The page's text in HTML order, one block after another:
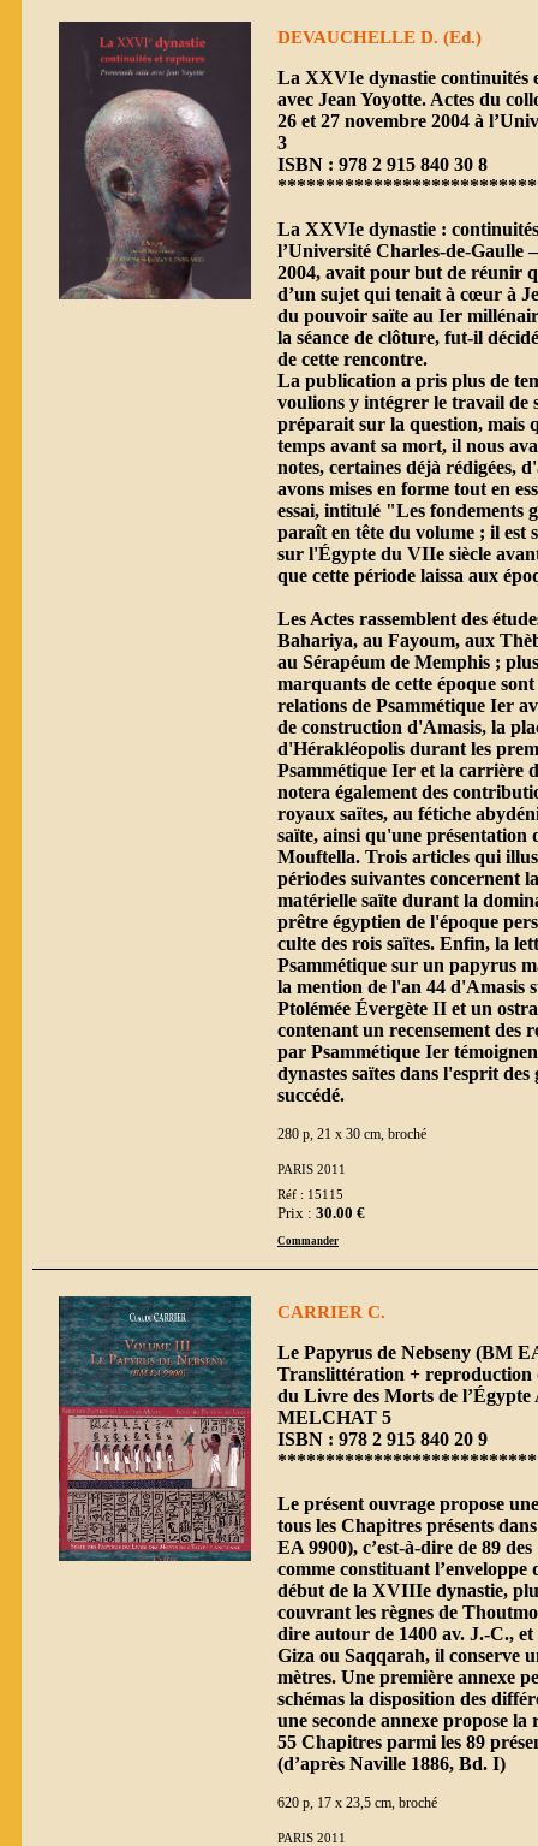
DEVAUCHELLE D. (Ed.)
La XXVIe dynastie continuités
avec Jean Yoyotte. Actes du
26 et 27 novembre 2004 à
3
ISBN : 978 2 915 840 30 8
La XXVIe dynastie :
l’Université Charles-de-Gaulle
2004, avait pour but de réunir
d’un sujet qui tenait à cœur à
du pouvoir saïte au Ier
la séance de clôture, fut-il
de cette rencontre.
La publication a pris plus de
voulions y intégrer le travail de
préparait sur la question, mais
temps avant sa mort, il nous
notes, certaines déjà rédigées,
avons mises en forme tout en
essai, intitulé "Les fondements
paraît en tête du volume ; il
sur l'Égypte du VIIe siècle
que cette période laissa aux
Les Actes rassemblent des
Bahariya, au Fayoum, aux
au Sérapéum de Memphis ;
marquants de cette époque sont
relations de Psammétique Ier
de construction d'Amasis, la
d'Hérakléopolis durant les
Psammétique Ier et la carrière
notera également des
royaux saïtes, au fétiche
saïte, ainsi qu'une présentation
Mouftella. Trois articles qui
périodes suivantes concernent
matérielle saïte durant la
prêtre égyptien de l'époque
culte des rois saïtes. Enfin, la
Psammétique sur un papyrus
la mention de l'an 44 d'Amasis
Ptolémée Évergète II et un
contenant un recensement des
par Psammétique Ier
dynastes saïtes dans l'esprit
succédé.
280 p, 21 x 30 cm, broché
PARIS 2011
Réf : 15115
Prix : 30.00 €
Commander
CARRIER C.
Le Papyrus de Nebseny (BM
Translittération + reproduction
du Livre des Morts de
MELCHAT 5
ISBN : 978 2 915 840 20 9
Le présent ouvrage propose
tous les Chapitres présents
EA 9900), c’est-à-dire de 89
comme constituant
début de la XVIIIe dynastie,
couvrant les règnes de
dire autour de 1400 av. J.-C.,
Giza ou Saqqarah, il conserve
mètres. Une première annexe
schémas la disposition des
une seconde annexe propose
55 Chapitres parmi les 89
(d’après Naville 1886, Bd. I)
620 p, 17 x 23,5 cm, broché
PARIS 2011